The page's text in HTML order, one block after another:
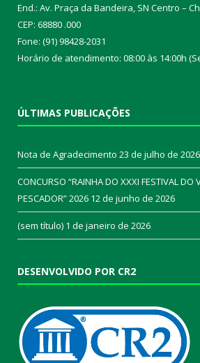
End.: Av. Praça da Bandeira, SN Centro –
CEP: 68880 .000
Fone: (91) 98428-2031
Horário de atendimento: 08:00 às 14:00h
ÚLTIMAS PUBLICAÇÕES
Nota de Agradecimento 23 de julho de 2026
CONCURSO “RAINHA DO XXXI FESTIVAL DO
PESCADOR” 2026 12 de junho de 2026
(sem título) 1 de janeiro de 2026
DESENVOLVIDO POR CR2